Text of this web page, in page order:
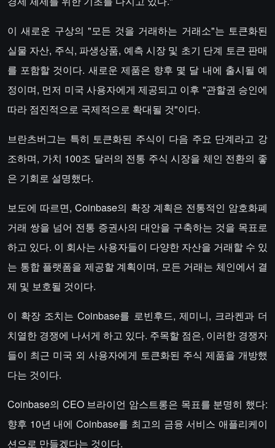
이 새로운 구상의 "모든 것을 거래하는 거래소"는 토큰화된
실물 자산, 주식, 파생상품, 예측 시장 및 초기 단계 토큰 판매
를 포함할 것이다. 새로운 제품은 향후 몇 달 내에 출시될 예
정이며, 먼저 미국 사용자에게 제공되고 이후 "관할권 승인에
따라 점진적으로 국제적으로 확대될 것"이다.
브란츠버그는 특히 토큰화된 주식이 다음 주요 단계라고 강
조하며, 가치 100조 달러의 전통 주식 시장을 체인 전환의 좋
은 기회로 설명했다.
보도에 따르면, Coinbase의 확장 계획은 전통적인 암호화폐
거래 쌍을 넘어 전통 증권사의 대안을 구축하는 것을 목표로
하고 있다. 이 회사는 사용자들이 다양한 자산을 거래할 수 있
는 통합 플랫폼을 제공할 계획이며, 모든 거래는 체인에서 결
제 및 보호될 것이다.
이 확장 조치는 Coinbase를 로빈후드, 제미니, 크라켄과 더
치열한 경쟁에 나서게 하고 있다. 주목할 점은, 이러한 경쟁자
들이 최근 미국 외 사용자에게 토큰화된 주식 제품을 개방했
다는 것이다.
Coinbase의 CEO 브라이언 암스트롱은 목표를 분명히 했다:
향후 10년 내에 Coinbase를 최고의 금융 서비스 애플리케이
션으로 만들겠다는 것이다.